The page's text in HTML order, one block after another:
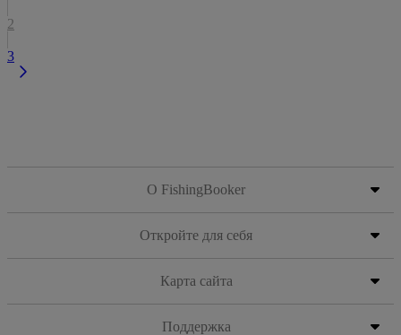
2
3
О FishingBooker
Откройте для себя
Карта сайта
Поддержка